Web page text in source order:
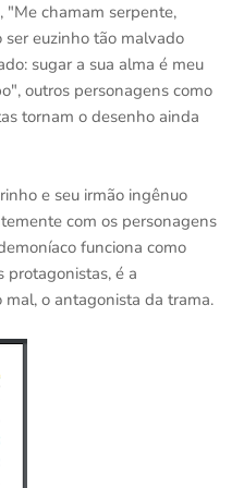
"Me chamam serpente,
ser euzinho tão malvado
sugar a sua alma é meu
outros personagens como
tornam o desenho ainda
e seu irmão ingênuo
com os personagens
funciona como
é a
o antagonista da trama.